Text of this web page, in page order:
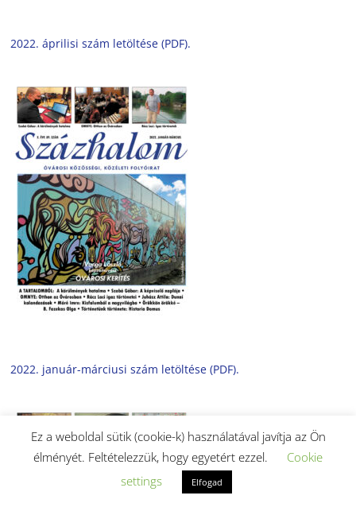
2022. áprilisi szám letöltése (PDF).
2022. január-márciusi szám letöltése (PDF).
Ez a weboldal sütik (cookie-k) használatával javítja az Ön
élményét. Feltételezzük, hogy egyetért ezzel.
Cookie
settings
Elfogad